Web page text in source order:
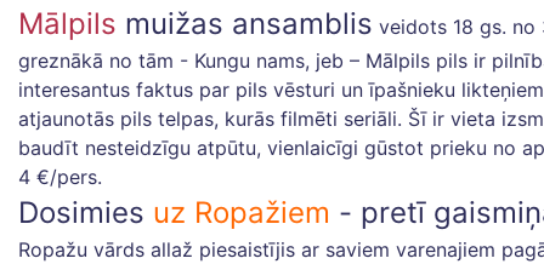
Mālpils muižas ansamblis veidots 18 gs. no
greznākā no tām - Kungu nams, jeb – Mālpils pils ir
interesantus faktus par pils vēsturi un īpašnieku
atjaunotās pils telpas, kurās filmēti seriāli. Šī ir vieta
baudīt nesteidzīgu atpūtu, vienlaicīgi gūstot prieku no
4 €/pers.
Dosimies uz Ropažiem - pretī
Ropažu vārds allaž piesaistījis ar saviem varenajiem